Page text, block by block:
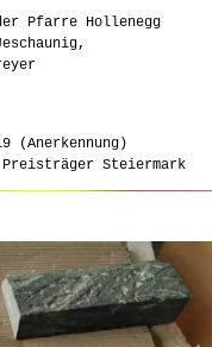
Pfarre Hollenegg
(Anerkennung)
Steiermark